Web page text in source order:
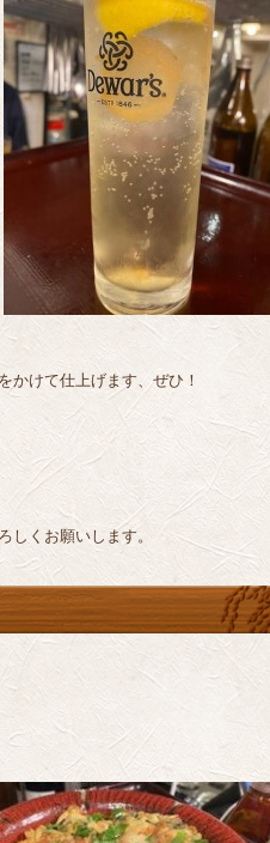
かけて仕上げます、ぜひ！
しくお願いします。